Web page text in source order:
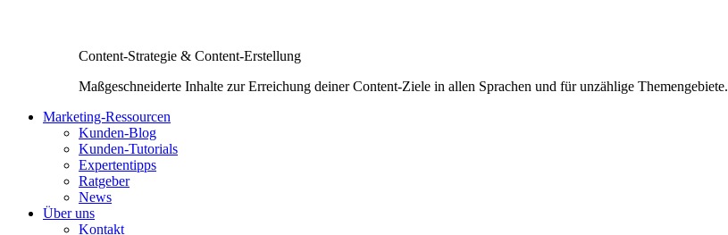
Content-Strategie & Content-Erstellung
Maßgeschneiderte Inhalte zur Erreichung deiner Content-Ziele in allen Sprachen und für unzählige Themengebiete.
Marketing-Ressourcen
Kunden-Blog
Kunden-Tutorials
Expertentipps
Ratgeber
News
Über uns
Kontakt